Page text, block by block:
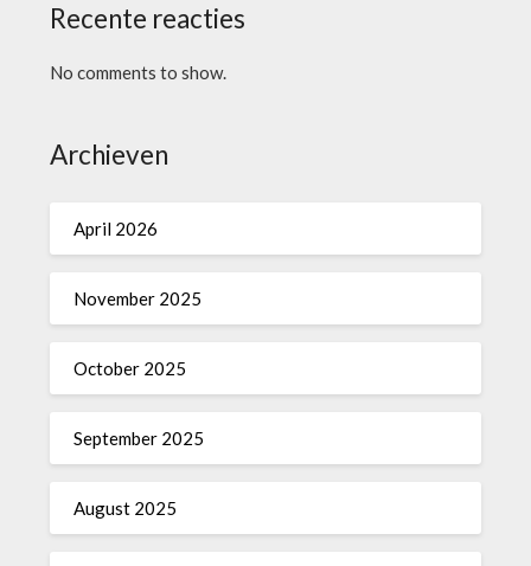
Recente reacties
No comments to show.
Archieven
April 2026
November 2025
October 2025
September 2025
August 2025